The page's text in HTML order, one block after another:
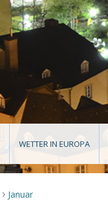
WETTER IN EUROPA
> Januar